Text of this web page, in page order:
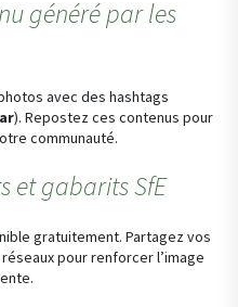
généré par les
avec des hashtags
). Repostez ces contenus pour
communauté.
et gabarits SfE
gratuitement. Partagez vos
pour renforcer l’image